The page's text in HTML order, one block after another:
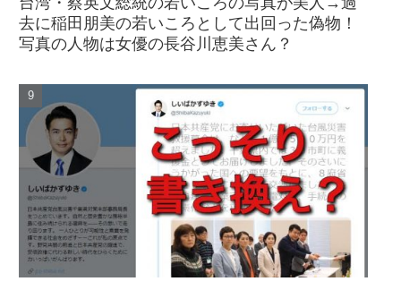
去に稲田朋美の若いころとして出回った偽物！
写真の人物は女優の長谷川恵美さん？